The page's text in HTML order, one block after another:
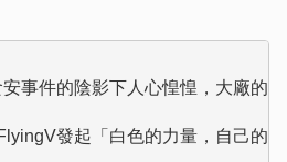
事件的陰影下人心惶惶，大廠的
發起「白色的力量，自己的